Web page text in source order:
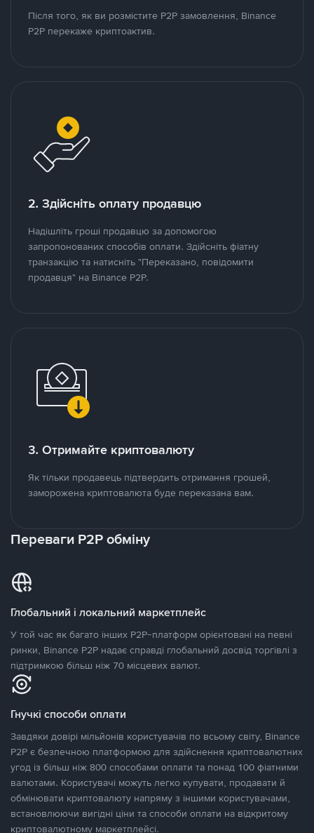
Після того, як ви розмістите P2P замовлення, Binance
P2P перекаже криптоактив.
2. Здійсніть оплату продавцю
Надішліть гроші продавцю за допомогою
запропонованих способів оплати. Здійсніть фіатну
транзакцію та натисніть "Переказано, повідомити
продавця" на Binance P2P.
3. Отримайте криптовалюту
Як тільки продавець підтвердить отримання грошей,
заморожена криптовалюта буде переказана вам.
Переваги P2P обміну
Глобальний і локальний маркетплейс
У той час як багато інших P2P-платформ орієнтовані на певні
ринки, Binance P2P надає справді глобальний досвід торгівлі з
підтримкою більш ніж 70 місцевих валют.
Гнучкі способи оплати
Завдяки довірі мільйонів користувачів по всьому світу, Binance
P2P є безпечною платформою для здійснення криптовалютних
угод із більш ніж 800 способами оплати та понад 100 фіатними
валютами. Користувачі можуть легко купувати, продавати й
обмінювати криптовалюту напряму з іншими користувачами,
встановлюючи вигідні ціни та способи оплати на відкритому
криптовалютному маркетплейсі.